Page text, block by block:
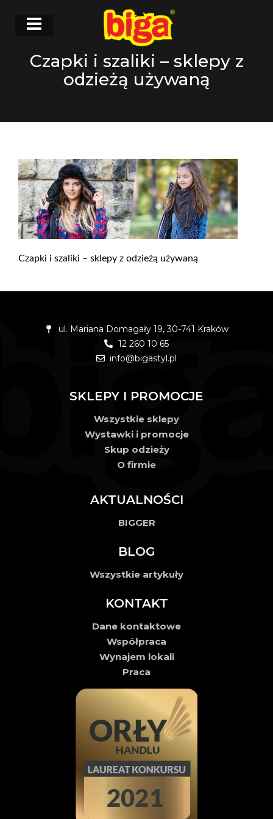
Czapki i szaliki – sklepy z
odzieżą używaną
Czapki i szaliki – sklepy z odzieżą używaną
ul. Mariana Domagały 19, 30-741 Kraków
12 260 10 65
info@bigastyl.pl
SKLEPY I PROMOCJE
Wszystkie sklepy
Wystawki i promocje
Skup odzieży
O firmie
AKTUALNOŚCI
BIGGER
BLOG
Wszystkie artykuły
KONTAKT
Dane kontaktowe
Współpraca
Wynajem lokali
Praca